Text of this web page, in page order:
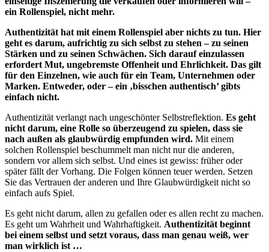
ein Rollenspiel, nicht mehr.
Authentizität hat mit einem Rollenspiel aber nichts zu tun. Hier
geht es darum, aufrichtig zu sich selbst zu stehen – zu seinen
Stärken und zu seinen Schwächen. Sich darauf einzulassen
erfordert Mut, ungebremste Offenheit und Ehrlichkeit. Das gilt
für den Einzelnen, wie auch für ein Team, Unternehmen oder
Marken. Entweder, oder – ein ‚bisschen authentisch’ gibts
einfach nicht.
Authentizität verlangt nach ungeschönter Selbstreflektion. Es geht
nicht darum, eine Rolle so überzeugend zu spielen, dass sie
nach außen als glaubwürdig empfunden wird. Mit einem
solchen Rollenspiel beschummelt man nicht nur die anderen,
sondern vor allem sich selbst. Und eines ist gewiss: früher oder
später fällt der Vorhang. Die Folgen können teuer werden. Setzen
Sie das Vertrauen der anderen und Ihre Glaubwürdigkeit nicht so
einfach aufs Spiel.
Es geht nicht darum, allen zu gefallen oder es allen recht zu machen.
Es geht um Wahrheit und Wahrhaftigkeit. Authentizität beginnt
bei einem selbst und setzt voraus, dass man genau weiß, wer
man wirklich ist …